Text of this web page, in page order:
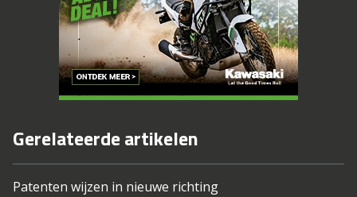
Gerelateerde artikelen
Patenten wijzen in nieuwe richting